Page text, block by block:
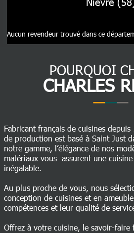
Aucun revendeur trouvé dans ce
POURQUOI
CHARLES
Fabricant français de cuisines
de production est basé à Saint Just
notre gamme, l’élégance de nos
matériaux vous assurent une
inégalable.
Au plus proche de vous, nous
conception de cuisines et en
compétences et leur qualité de
Offrez à votre cuisine, le savoir-faire